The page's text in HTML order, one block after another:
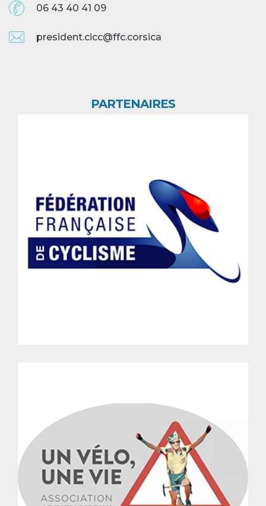
06 43 40 41 09
president.cicc@ffc.corsica
PARTENAIRES